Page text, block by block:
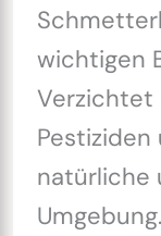
wichtigen
Verzichtet
natürliche
Umgebung.